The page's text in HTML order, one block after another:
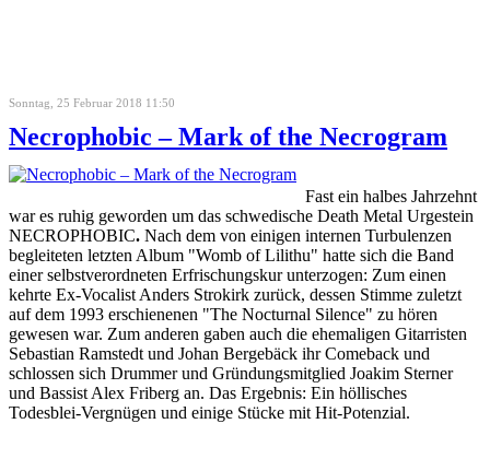
Sonntag, 25 Februar 2018 11:50
Necrophobic – Mark of the Necrogram
Fast ein halbes Jahrzehnt
war es ruhig geworden um das schwedische Death Metal Urgestein
NECROPHOBIC. Nach dem von einigen internen Turbulenzen
begleiteten letzten Album "Womb of Lilithu" hatte sich die Band
einer selbstverordneten Erfrischungskur unterzogen: Zum einen
kehrte Ex-Vocalist Anders Strokirk zurück, dessen Stimme zuletzt
auf dem 1993 erschienenen "The Nocturnal Silence" zu hören
gewesen war. Zum anderen gaben auch die ehemaligen Gitarristen
Sebastian Ramstedt und Johan Bergebäck ihr Comeback und
schlossen sich Drummer und Gründungsmitglied Joakim Sterner
und Bassist Alex Friberg an. Das Ergebnis: Ein höllisches
Todesblei-Vergnügen und einige Stücke mit Hit-Potenzial.